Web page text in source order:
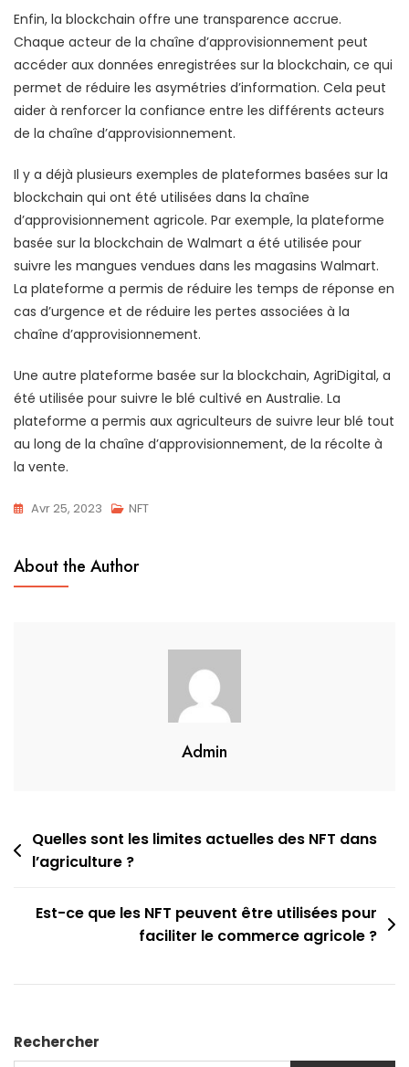
Enfin, la blockchain offre une transparence accrue.
Chaque acteur de la chaîne d’approvisionnement peut
accéder aux données enregistrées sur la blockchain, ce qui
permet de réduire les asymétries d’information. Cela peut
aider à renforcer la confiance entre les différents acteurs
de la chaîne d’approvisionnement.
Il y a déjà plusieurs exemples de plateformes basées sur la
blockchain qui ont été utilisées dans la chaîne
d’approvisionnement agricole. Par exemple, la plateforme
basée sur la blockchain de Walmart a été utilisée pour
suivre les mangues vendues dans les magasins Walmart.
La plateforme a permis de réduire les temps de réponse en
cas d’urgence et de réduire les pertes associées à la
chaîne d’approvisionnement.
Une autre plateforme basée sur la blockchain, AgriDigital, a
été utilisée pour suivre le blé cultivé en Australie. La
plateforme a permis aux agriculteurs de suivre leur blé tout
au long de la chaîne d’approvisionnement, de la récolte à
la vente.
Avr 25, 2023 NFT
About the Author
Admin
Navigation
de
Quelles sont les limites actuelles des NFT dans
l’agriculture ?
Est-ce que les NFT peuvent être utilisées pour
faciliter le commerce agricole ?
Rechercher